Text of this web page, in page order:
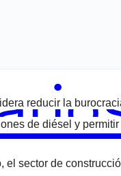
reducir la
de diésel y
el sector de